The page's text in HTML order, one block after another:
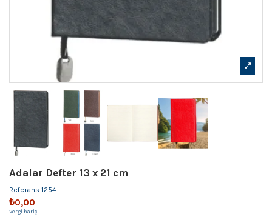
Adalar Defter 13 x 21 cm
Referans 1254
₺0,00
Vergi hariç